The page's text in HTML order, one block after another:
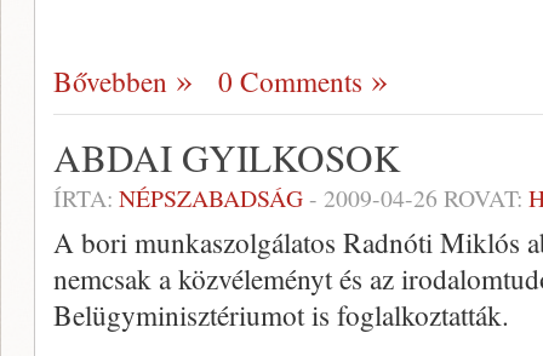
Bővebben 0 Comments
ABDAI GYILKOSOK
ÍRTA: NÉPSZABADSÁG- 2009-04-26 ROVAT:
A bori munkaszolgálatos Radnóti Miklós
nemcsak a közvéleményt és az
Belügyminisztériumot is foglalkoztatták.